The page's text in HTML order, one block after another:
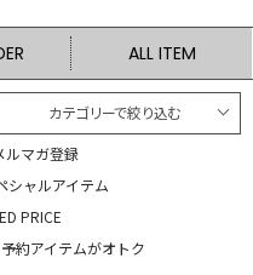
ALL ITEM
カテゴリーで絞り込む